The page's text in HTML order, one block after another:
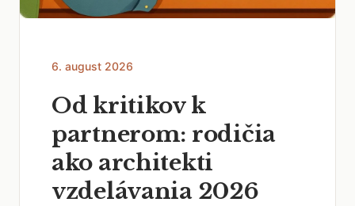
6. august 2026
Od kritikov k
partnerom: rodičia
ako architekti
vzdelávania 2026